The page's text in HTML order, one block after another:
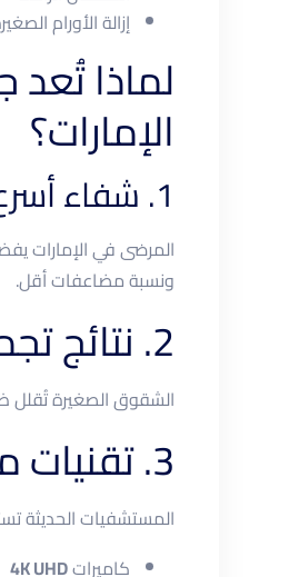
إزالة الأورام
لماذا تُعد
الإمارات؟
1. شفاء أسرع وعودة سريعة للحياة الطبيعية
المرضى في الإمارات
ونسبة مضاعفات أقل.
2. نتائج تجميلية أفضل
الشقوق الصغيرة
3. تقنيات متقدمة في المراكز الإماراتية
المستشفيات الحديثة
كاميرات4K UHD